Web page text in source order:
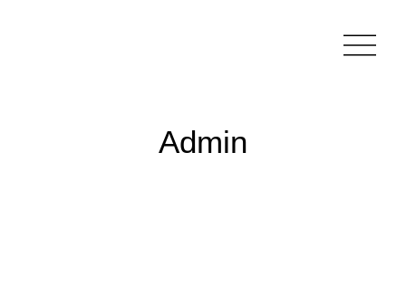
Admin